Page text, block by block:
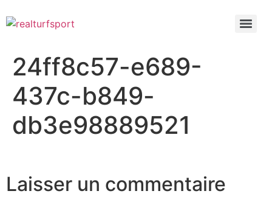
24ff8c57-e689-
437c-b849-
db3e98889521
Laisser un commentaire